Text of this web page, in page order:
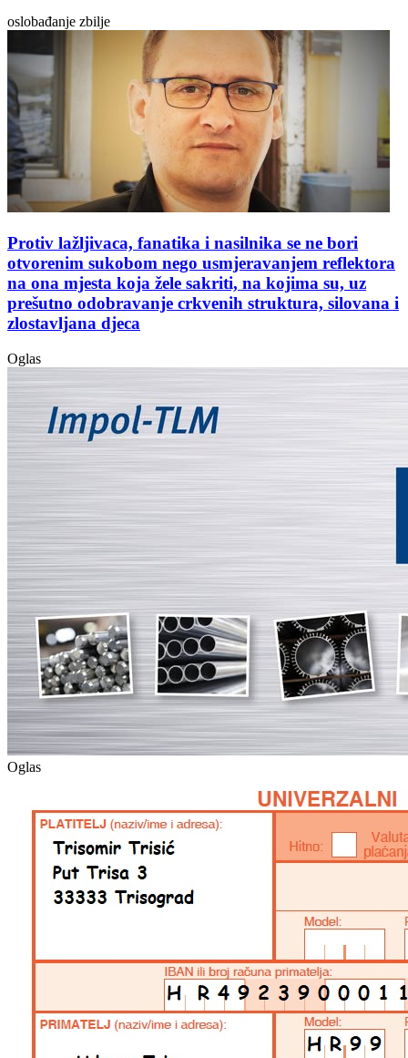
oslobađanje zbilje
Protiv lažljivaca, fanatika i nasilnika se ne bori
otvorenim sukobom nego usmjeravanjem reflektora
na ona mjesta koja žele sakriti, na kojima su, uz
prešutno odobravanje crkvenih struktura, silovana i
zlostavljana djeca
Oglas
Oglas